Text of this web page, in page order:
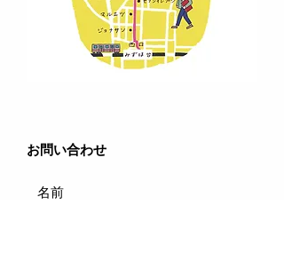
​お問い合わせ